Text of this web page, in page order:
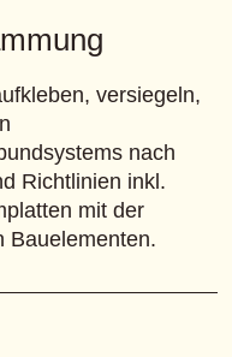
versiegeln,
nach
Richtlinien inkl.
mit der
Bauelementen.